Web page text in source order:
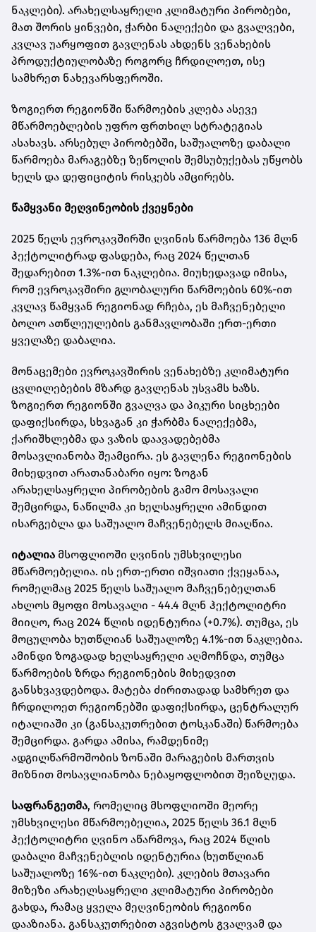
ნაკლები). არახელსაყრელი კლიმატური პირობები,
მათ შორის ყინვები, ჭარბი ნალექები და გვალვები,
კვლავ უარყოფით გავლენას ახდენს ვენახების
პროდუქტიულობაზე როგორც ჩრდილოეთ, ისე
სამხრეთ ნახევარსფეროში.
ზოგიერთ რეგიონში წარმოების კლება ასევე
მწარმოებლების უფრო ფრთხილ სტრატეგიას
ასახავს. არსებულ პირობებში, საშუალოზე დაბალი
წარმოება მარაგებზე ზეწოლის შემსუბუქებას უწყობს
ხელს და დეფიციტის რისკებს ამცირებს.
წამყვანი მეღვინეობის ქვეყნები
2025 წელს ევროკავშირში ღვინის წარმოება 136 მლნ
ჰექტოლიტრად ფასდება, რაც 2024 წელთან
შედარებით 1.3%-ით ნაკლებია. მიუხედავად იმისა,
რომ ევროკავშირი გლობალური წარმოების 60%-ით
კვლავ წამყვან რეგიონად რჩება, ეს მაჩვენებელი
ბოლო ათწლეულების განმავლობაში ერთ-ერთი
ყველაზე დაბალია.
მონაცემები ევროკავშირის ვენახებზე კლიმატური
ცვლილებების მზარდ გავლენას უსვამს ხაზს.
ზოგიერთ რეგიონში გვალვა და პიკური სიცხეები
დაფიქსირდა, სხვაგან კი ჭარბმა ნალექებმა,
ქარიშხლებმა და ვაზის დაავადებებმა
მოსავლიანობა შეამცირა. ეს გავლენა რეგიონების
მიხედვით არათანაბარი იყო: ზოგან
არახელსაყრელი პირობების გამო მოსავალი
შემცირდა, ნაწილმა კი ხელსაყრელი ამინდით
ისარგებლა და საშუალო მაჩვენებელს მიაღწია.
იტალია მსოფლიოში ღვინის უმსხვილესი
მწარმოებელია. ის ერთ-ერთი იშვიათი ქვეყანაა,
რომელმაც 2025 წელს საშუალო მაჩვენებელთან
ახლოს მყოფი მოსავალი - 44.4 მლნ ჰექტოლიტრი
მიიღო, რაც 2024 წლის იდენტურია (+0.7%). თუმცა, ეს
მოცულობა ხუთწლიან საშუალოზე 4.1%-ით ნაკლებია.
ამინდი ზოგადად ხელსაყრელი აღმოჩნდა, თუმცა
წარმოების ზრდა რეგიონების მიხედვით
განსხვავდებოდა. მატება ძირითადად სამხრეთ და
ჩრდილოეთ რეგიონებში დაფიქსირდა, ცენტრალურ
იტალიაში კი (განსაკუთრებით ტოსკანაში) წარმოება
შემცირდა. გარდა ამისა, რამდენიმე
ადგილწარმოშობის ზონაში მარაგების მართვის
მიზნით მოსავლიანობა ნებაყოფლობით შეიზღუდა.
საფრანგეთმა, რომელიც მსოფლიოში მეორე
უმსხვილესი მწარმოებელია, 2025 წელს 36.1 მლნ
ჰექტოლიტრი ღვინო აწარმოვა, რაც 2024 წლის
დაბალი მაჩვენებლის იდენტურია (ხუთწლიან
საშუალოზე 16%-ით ნაკლები). კლების მთავარი
მიზეზი არახელსაყრელი კლიმატური პირობები
გახდა, რამაც ყველა მეღვინეობის რეგიონი
დააზიანა. განსაკუთრებით აგვისტოს გვალვამ და